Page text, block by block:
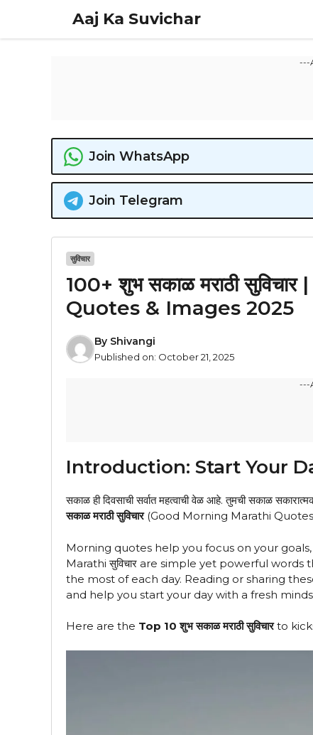
content
Aaj Ka Suvichar
---
Join WhatsApp
Join Telegram
सुविचार
100+ शुभ सकाळ मराठी
Quotes & Images 2025
By Shivangi
Published on: October 21, 2025
---
Introduction: Start Your
सकाळ ही दिवसाची सर्वात महत्वाची वेळ आहे. तुमची सकाळ
सकाळ मराठी सुविचार(Good Morning Marathi Quotes)
Morning quotes help you focus on your
Marathi सुविचार are simple yet powerful
the most of each day. Reading or sharing
and help you start your day with a fresh
Here are the Top 10 शुभ सकाळ मराठी सुविचारto